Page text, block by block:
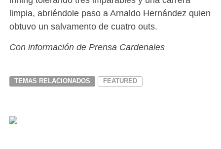
limpia, abriéndole paso a Arnaldo Hernández quien
obtuvo un salvamento de cuatro outs.
Con información de Prensa Cardenales
TEMAS RELACIONADOS FEATURED